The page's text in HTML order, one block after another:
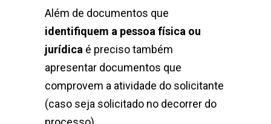
Além de documentos que
identifiquem a pessoa física ou
jurídica é preciso também
apresentar documentos que
comprovem a atividade do solicitante
(caso seja solicitado no decorrer do